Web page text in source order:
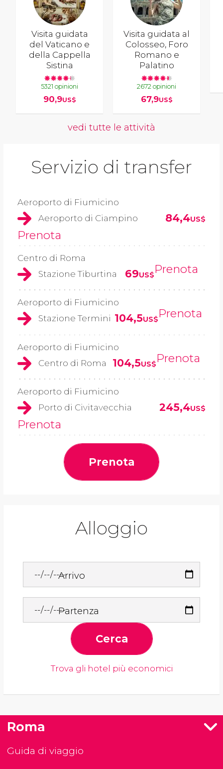
Visita guidata
del Vaticano e
della Cappella
Sistina
5321 opinioni
90,9US$
Visita guidata al
Colosseo, Foro
Romano e
Palatino
2672 opinioni
67,9US$
vedi tutte le attività
Servizio di transfer
Aeroporto di Fiumicino
Aeroporto di Ciampino
84,4US$
Prenota
Centro di Roma
Stazione Tiburtina
69US$Prenota
Aeroporto di Fiumicino
Stazione Termini 104,5US$Prenota
Aeroporto di Fiumicino
Centro di Roma
104,5US$Prenota
Aeroporto di Fiumicino
Porto di Civitavecchia
245,4US$
Prenota
Prenota
Alloggio
Arrivo
Partenza
Cerca
Trova gli hotel più economici
Roma
Guida di viaggio